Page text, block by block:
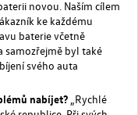
novou. Naším cílem
ke každému
baterie včetně
samozřejmě byl také
svého auta
nabíjet? „Rychlé